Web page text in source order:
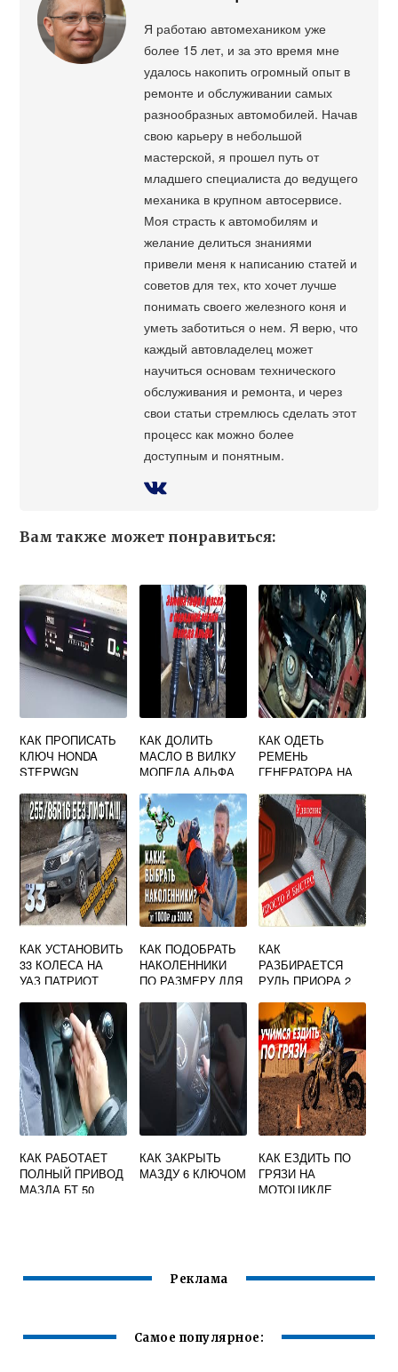
Я работаю автомехаником уже
более 15 лет, и за это время мне
удалось накопить огромный опыт в
ремонте и обслуживании самых
разнообразных автомобилей. Начав
свою карьеру в небольшой
мастерской, я прошел путь от
младшего специалиста до ведущего
механика в крупном автосервисе.
Моя страсть к автомобилям и
желание делиться знаниями
привели меня к написанию статей и
советов для тех, кто хочет лучше
понимать своего железного коня и
уметь заботиться о нем. Я верю, что
каждый автовладелец может
научиться основам технического
обслуживания и ремонта, и через
свои статьи стремлюсь сделать этот
процесс как можно более
доступным и понятным.
Вам также может понравиться:
КАК ПРОПИСАТЬ
КЛЮЧ HONDA
STEPWGN
КАК ДОЛИТЬ
МАСЛО В ВИЛКУ
МОПЕДА АЛЬФА
КАК ОДЕТЬ
РЕМЕНЬ
ГЕНЕРАТОРА НА
ЛАЧЕТТИ
КАК УСТАНОВИТЬ
33 КОЛЕСА НА
УАЗ ПАТРИОТ
КАК ПОДОБРАТЬ
НАКОЛЕННИКИ
ПО РАЗМЕРУ ДЛЯ
КАК
РАЗБИРАЕТСЯ
РУЛЬ ПРИОРА 2
КАК РАБОТАЕТ
ПОЛНЫЙ ПРИВОД
МАЗДА БТ 50
КАК ЗАКРЫТЬ
МАЗДУ 6 КЛЮЧОМ
КАК ЕЗДИТЬ ПО
ГРЯЗИ НА
МОТОЦИКЛЕ
Реклама
Самое популярное: